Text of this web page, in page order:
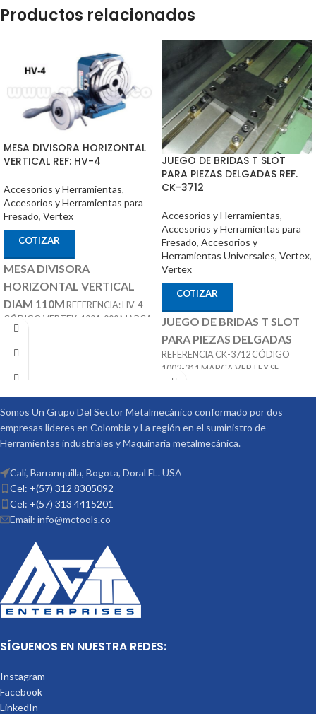
Productos relacionados
MESA DIVISORA HORIZONTAL
VERTICAL REF: HV-4
Accesorios y Herramientas,
Accesorios y Herramientas para
Fresado, Vertex
COTIZAR
MESA DIVISORA
HORIZONTAL VERTICAL
DIAM 110M REFERENCIA: HV-4
CÓDIGO VERTEX: 1001-000 MARCA:
OPCIONALES:
DP-1
JUEGO DE BRIDAS T SLOT
PARA PIEZAS DELGADAS REF.
CK-3712
Accesorios y Herramientas,
Accesorios y Herramientas para
Fresado, Accesorios y
Herramientas Universales, Vertex,
Vertex
COTIZAR
JUEGO DE BRIDAS T SLOT
PARA PIEZAS DELGADAS
REFERENCIA CK-3712 CÓDIGO
1002-311 MARCA VERTEX SE
COMPONE DE 4 PIEZAS IDEAL PARA
SUJETAR PIEZAS PEQUEí‘AS O
MEDIANAS CON MECANIZADO
LIVIANO SUJECIÓN RÁPIDA
TALADRO- FRESADORA -
Somos Un Grupo Del Sector Metalmecánico conformado por dos
empresas lideres en Colombia y La región en el suministro de
Herramientas industriales y Maquinaria metalmecánica.
Cali, Barranquilla, Bogota, Doral FL. USA
Cel: +(57) 312 8305092
Cel: +(57) 313 4415201
Email: info@mctools.co
SÍGUENOS EN NUESTRA REDES:
Instagram
Facebook
LinkedIn